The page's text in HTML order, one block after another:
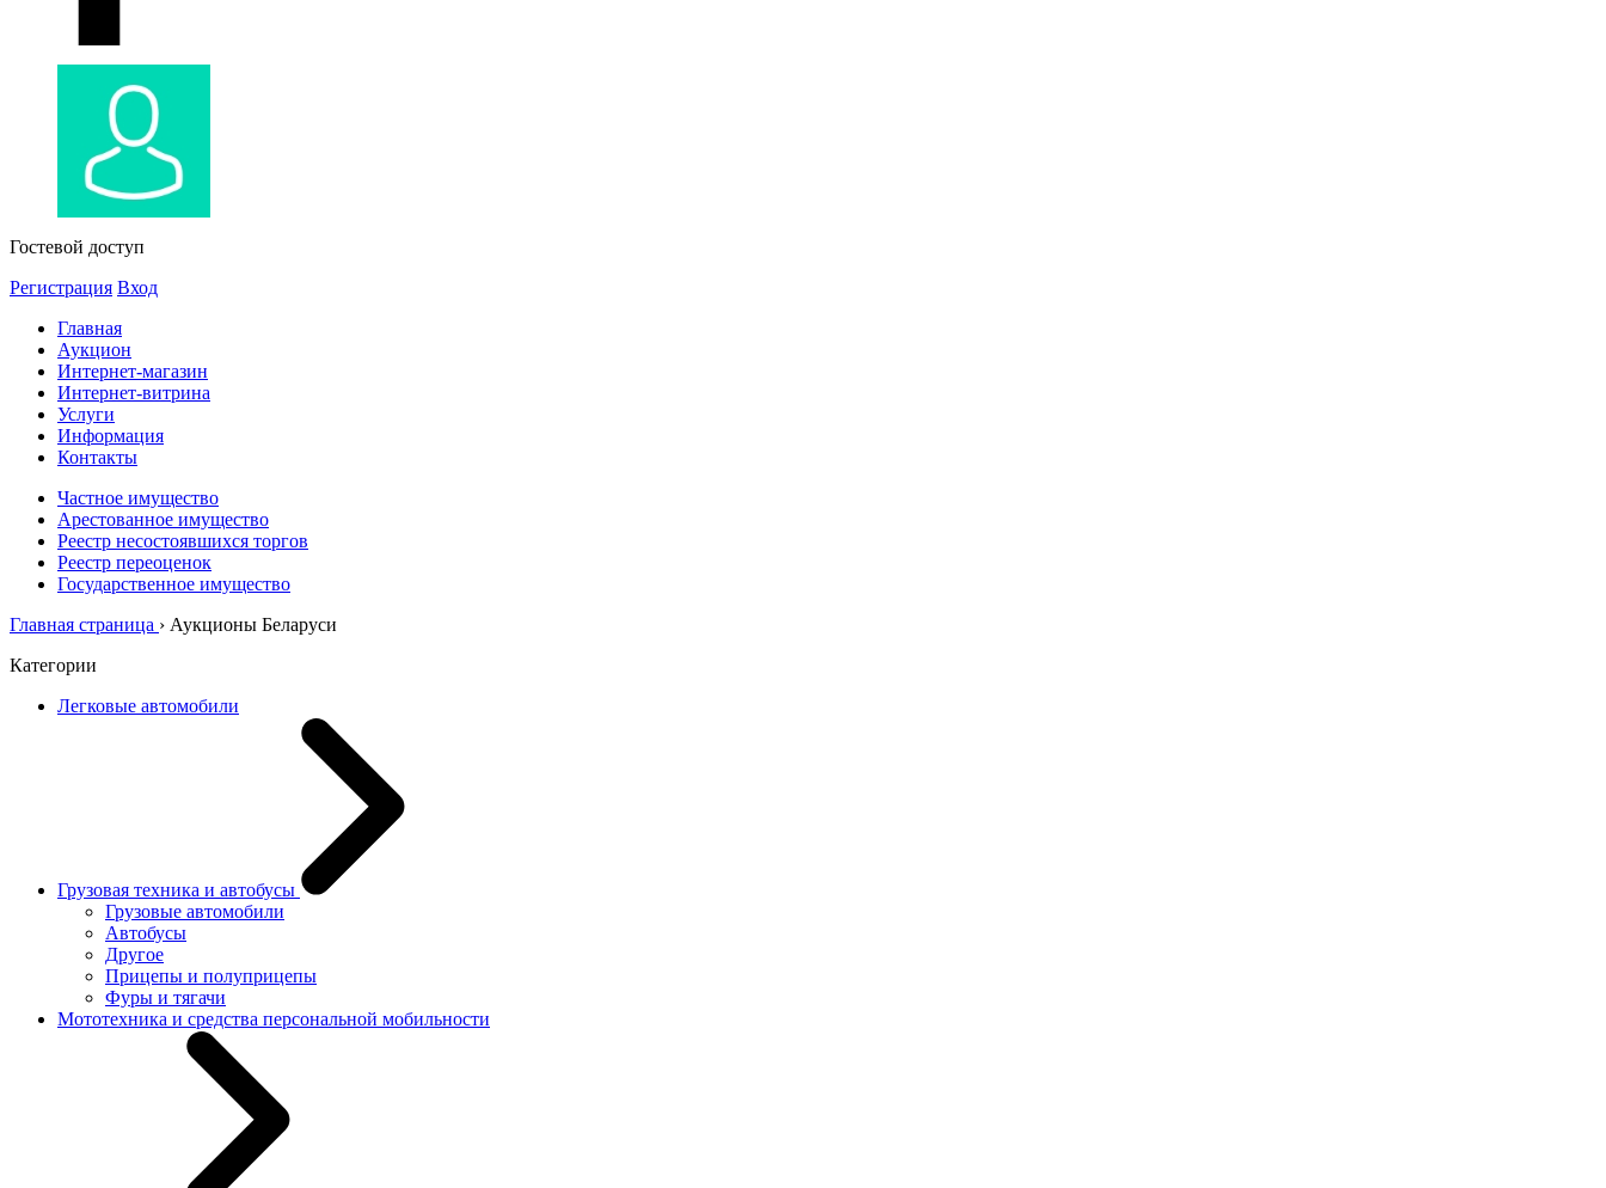
Гостевой доступ
Регистрация Вход
Главная
Аукцион
Интернет-магазин
Интернет-витрина
Услуги
Информация
Контакты
Частное имущество
Арестованное имущество
Реестр несостоявшихся торгов
Реестр переоценок
Государственное имущество
Главная страница › Аукционы Беларуси
Категории
Легковые автомобили
Грузовая техника и автобусы
Грузовые автомобили
Автобусы
Другое
Прицепы и полуприцепы
Фуры и тягачи
Мототехника и средства персональной мобильности